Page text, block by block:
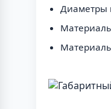
Диаметры